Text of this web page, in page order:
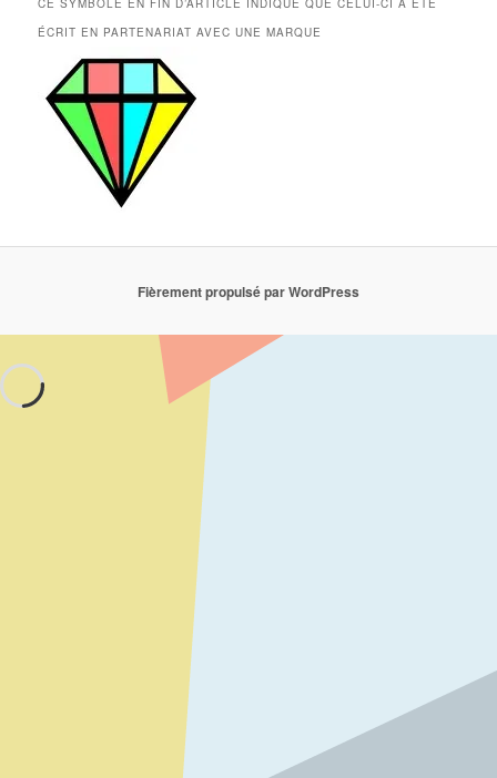
CE SYMBOLE EN FIN D’ARTICLE INDIQUE QUE CELUI-CI A ÉTÉ
ÉCRIT EN PARTENARIAT AVEC UNE MARQUE
Fièrement propulsé par WordPress